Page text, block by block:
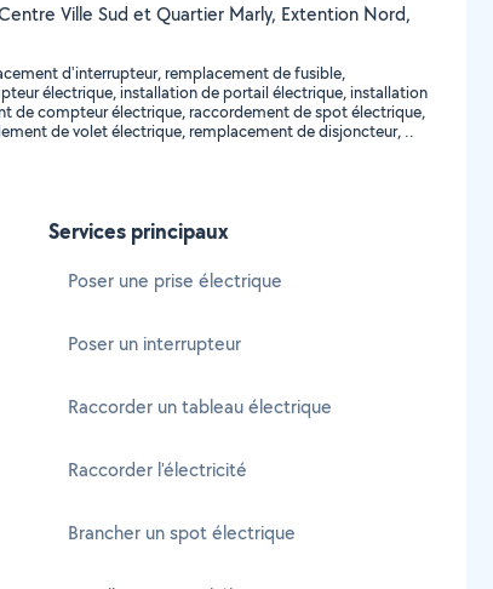
Ville Sud et Quartier Marly, Extention Nord,
d'interrupteur, remplacement de fusible,
électrique, installation de portail électrique, installation
de compteur électrique, raccordement de spot électrique,
de volet électrique, remplacement de disjoncteur, ..
Services principaux
Poser une prise électrique
Poser un interrupteur
Raccorder un tableau électrique
Raccorder l'électricité
Brancher un spot électrique